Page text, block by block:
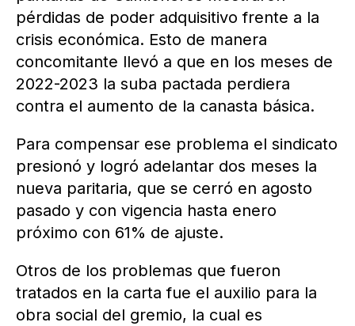
pérdidas de poder adquisitivo frente a la
crisis económica. Esto de manera
concomitante llevó a que en los meses de
2022-2023 la suba pactada perdiera
contra el aumento de la canasta básica.
Para compensar ese problema el sindicato
presionó y logró adelantar dos meses la
nueva paritaria, que se cerró en agosto
pasado y con vigencia hasta enero
próximo con 61% de ajuste.
Otros de los problemas que fueron
tratados en la carta fue el auxilio para la
obra social del gremio, la cual es